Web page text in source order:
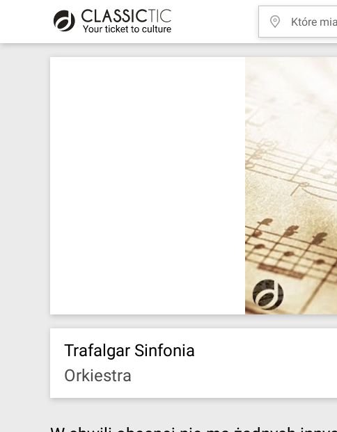
Trafalgar Sinfonia
Orkiestra